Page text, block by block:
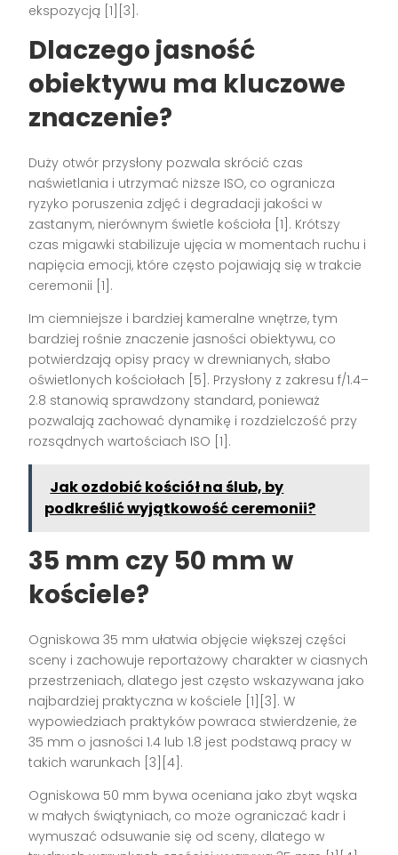
ekspozycją [1][3].
Dlaczego jasność
obiektywu ma kluczowe
znaczenie?
Duży otwór przysłony pozwala skrócić czas
naświetlania i utrzymać niższe ISO, co ogranicza
ryzyko poruszenia zdjęć i degradacji jakości w
zastanym, nierównym świetle kościoła [1]. Krótszy
czas migawki stabilizuje ujęcia w momentach ruchu i
napięcia emocji, które często pojawiają się w trakcie
ceremonii [1].
Im ciemniejsze i bardziej kameralne wnętrze, tym
bardziej rośnie znaczenie jasności obiektywu, co
potwierdzają opisy pracy w drewnianych, słabo
oświetlonych kościołach [5]. Przysłony z zakresu f/1.4–
2.8 stanowią sprawdzony standard, ponieważ
pozwalają zachować dynamikę i rozdzielczość przy
rozsądnych wartościach ISO [1].
Jak ozdobić kościół na ślub, by
podkreślić wyjątkowość ceremonii?
35 mm czy 50 mm w
kościele?
Ogniskowa 35 mm ułatwia objęcie większej części
sceny i zachowuje reportażowy charakter w ciasnych
przestrzeniach, dlatego jest często wskazywana jako
najbardziej praktyczna w kościele [1][3]. W
wypowiedziach praktyków powraca stwierdzenie, że
35 mm o jasności 1.4 lub 1.8 jest podstawą pracy w
takich warunkach [3][4].
Ogniskowa 50 mm bywa oceniana jako zbyt wąska
w małych świątyniach, co może ograniczać kadr i
wymuszać odsuwanie się od sceny, dlatego w